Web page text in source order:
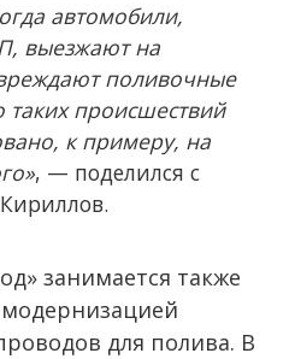
автомобили,
выезжают на
поливочные
таких происшествий
к примеру, на
, — поделился с
занимается также
для полива. В